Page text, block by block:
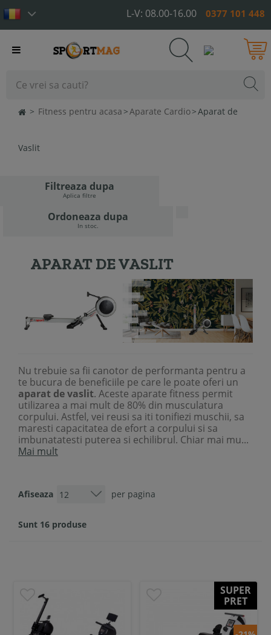
L-V: 08.00-16.00 0377 101 448
Toggle
> Fitness pentru acasa >Aparate Cardio>Aparat de
Vaslit
Filtreaza dupa
Aplica filtre
Ordoneaza dupa
In stoc.
APARAT DE VASLIT
Nu trebuie sa fii canotor de performanta pentru a
te bucura de beneficiile pe care le poate oferi un
aparat de vaslit. Aceste aparate fitness permit
utilizarea a mai mult de 80% din musculatura
corpului. Astfel, vei reusi sa iti tonifiezi muschii, sa
maresti capacitatea de efort a corpului si sa
imbunatatesti puterea si echilibrul. Chiar mai mu...
Mai mult
Afiseaza per pagina
Sunt 16 produse
SUPER
PRET